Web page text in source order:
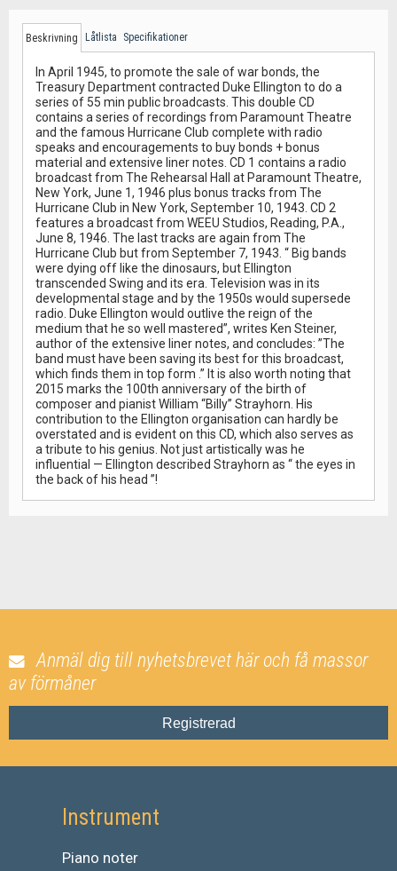
Beskrivning Låtlista Specifikationer
In April 1945, to promote the sale of war bonds, the
Treasury Department contracted Duke Ellington to do a
series of 55 min public broadcasts. This double CD
contains a series of recordings from Paramount Theatre
and the famous Hurricane Club complete with radio
speaks and encouragements to buy bonds + bonus
material and extensive liner notes. CD 1 contains a radio
broadcast from The Rehearsal Hall at Paramount Theatre,
New York, June 1, 1946 plus bonus tracks from The
Hurricane Club in New York, September 10, 1943. CD 2
features a broadcast from WEEU Studios, Reading, P.A.,
June 8, 1946. The last tracks are again from The
Hurricane Club but from September 7, 1943. “ Big bands
were dying off like the dinosaurs, but Ellington
transcended Swing and its era. Television was in its
developmental stage and by the 1950s would supersede
radio. Duke Ellington would outlive the reign of the
medium that he so well mastered”, writes Ken Steiner,
author of the extensive liner notes, and concludes: ”The
band must have been saving its best for this broadcast,
which finds them in top form .” It is also worth noting that
2015 marks the 100th anniversary of the birth of
composer and pianist William “Billy” Strayhorn. His
contribution to the Ellington organisation can hardly be
overstated and is evident on this CD, which also serves as
a tribute to his genius. Not just artistically was he
influential — Ellington described Strayhorn as “ the eyes in
the back of his head ”!
Anmäl dig till nyhetsbrevet här och få massor
av förmåner
Registrerad
Instrument
Piano noter